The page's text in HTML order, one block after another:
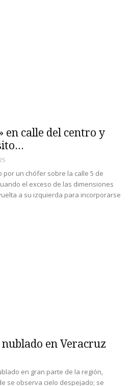
en calle del centro y
por un chófer sobre la calle 5 de
el exceso de las dimensiones
a su izquierda para incorporarse
en Veracruz
en gran parte de la región,
se observa cielo despejado; se